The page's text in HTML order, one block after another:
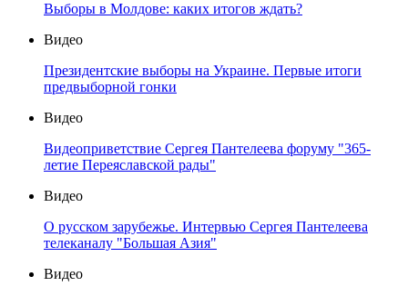
Выборы в Молдове: каких итогов ждать?
Видео
Президентские выборы на Украине. Первые итоги
предвыборной гонки
Видео
Видеоприветствие Сергея Пантелеева форуму "365-
летие Переяславской рады"
Видео
О русском зарубежье. Интервью Сергея Пантелеева
телеканалу "Большая Азия"
Видео